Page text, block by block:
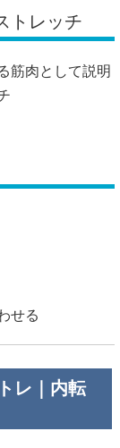
トレッチ
筋肉として説明
せる
レ｜内転